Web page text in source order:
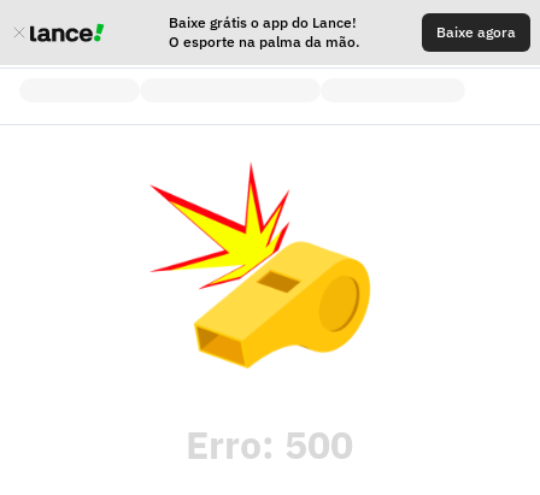
Baixe grátis o app do Lance!
O esporte na palma da mão.
Baixe agora
Erro: 500